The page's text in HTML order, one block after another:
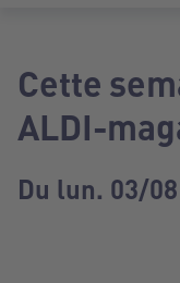
Cette
ALDI-
Du lun. 03/